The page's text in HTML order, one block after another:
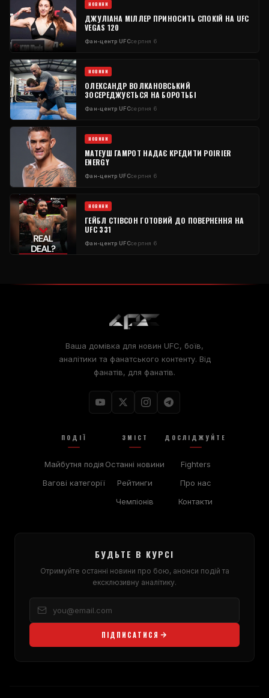
НОВИНИ
ДЖУЛІАНА МІЛЛЕР ПРИНОСИТЬ СПОКІЙ НА UFC
VEGAS 120
Фан-центр UFCсерпня 6
НОВИНИ
ОЛЕКСАНДР ВОЛКАНОВСЬКИЙ
ЗОСЕРЕДЖУЄТЬСЯ НА БОРОТЬБІ
Фан-центр UFCсерпня 6
НОВИНИ
МАТЕУШ ГАМРОТ НАДАЄ КРЕДИТИ POIRIER
ENERGY
Фан-центр UFCсерпня 6
НОВИНИ
ГЕЙБЛ СТІВСОН ГОТОВИЙ ДО ПОВЕРНЕННЯ НА
UFC 331
Фан-центр UFCсерпня 6
Ваша домівка для новин UFC, боїв,
аналітики та фанатського контенту. Від
фанатів, для фанатів.
ПОДІЇ
Майбутня подія
Вагові категорії
ЗМІСТ
Останні новини
Рейтинги
Чемпіонів
ДОСЛІДЖУЙТЕ
Fighters
Про нас
Контакти
БУДЬТЕ В КУРСІ
Отримуйте останні новини про бою, анонси подій та
ексклюзивну аналітику.
ПІДПИСАТИСЯ